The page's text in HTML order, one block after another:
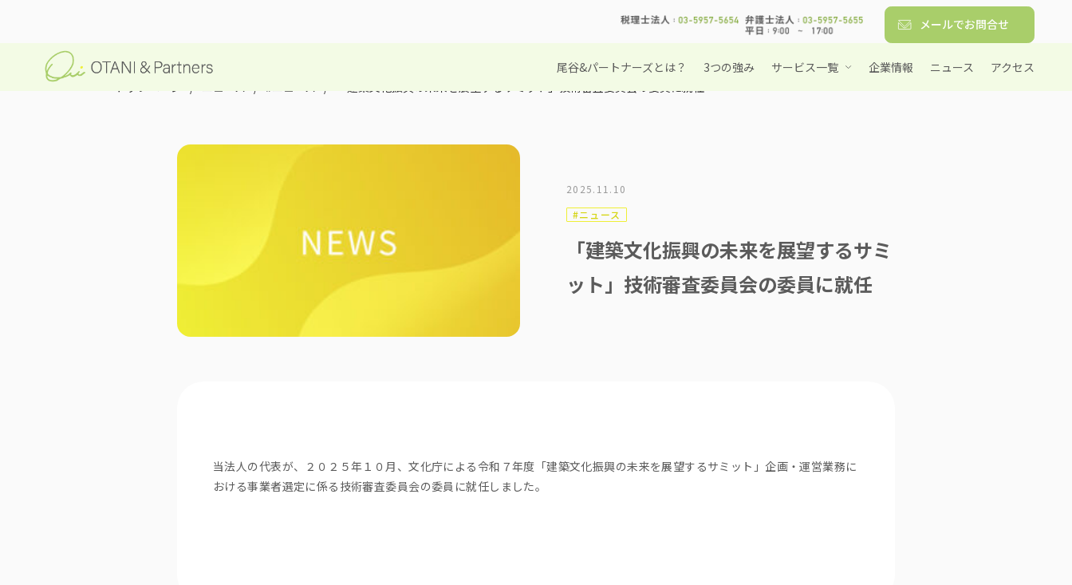
メールでお問合せ
尾谷&パートナーズとは？ 3つの強み サービス一覧 企業情報 ニュース
アクセス
トップページ
/ ニュース / #ニュース / 「建築文化振興の未来を展望するサミット」技術審査委員会の委員に就任
2025.11.10
#ニュース
「建築文化振興の未来を展望するサミ
ット」技術審査委員会の委員に就任
当法人の代表が、２０２５年１０月、文化庁による令和７年度「建築文化振興の未来を展望するサミット」企画・運営業務に
おける事業者選定に係る技術審査委員会の委員に就任しました。